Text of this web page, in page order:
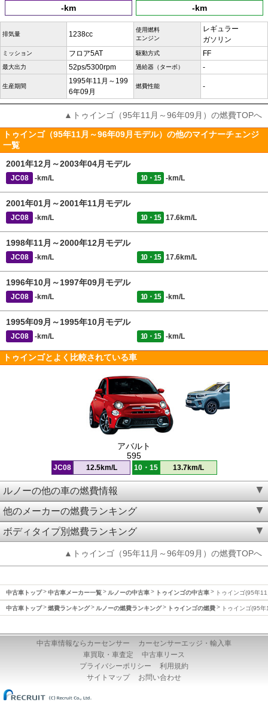
-km -km
排気量 1238cc
使用燃料
エンジン
レギュラー
ガソリン
ミッション フロア5AT 駆動方式 FF
最大出力 52ps/5300rpm 過給器（ターボ） -
生産期間
1995年11月～199
6年09月
燃費性能 -
▲トゥインゴ（95年11月～96年09月）の燃費TOPへ
トゥインゴ（95年11月～96年09月モデル）の他のマイナーチェンジ
一覧
2001年12月～2003年04月モデル
JC08 -km/L 10・15 -km/L
2001年01月～2001年11月モデル
JC08 -km/L 10・15 17.6km/L
1998年11月～2000年12月モデル
JC08 -km/L 10・15 17.6km/L
1996年10月～1997年09月モデル
JC08 -km/L 10・15 -km/L
1995年09月～1995年10月モデル
JC08 -km/L 10・15 -km/L
トゥインゴとよく比較されている車
アバルト
595
JC08 12.5km/L 10・15 13.7km/L
ルノーの他の車の燃費情報
他のメーカーの燃費ランキング
ボディタイプ別燃費ランキング
▲トゥインゴ（95年11月～96年09月）の燃費TOPへ
中古車トップ 中古車メーカー一覧 ルノーの中古車 トゥインゴの中古車 トゥインゴ(95年
中古車トップ 燃費ランキング ルノーの燃費ランキング トゥインゴの燃費 トゥインゴ(95
中古車情報ならカーセンサー
カーセンサーエッジ・輸入車
車買取・車査定
中古車リース
プライバシーポリシー
利用規約
サイトマップ
お問い合わせ